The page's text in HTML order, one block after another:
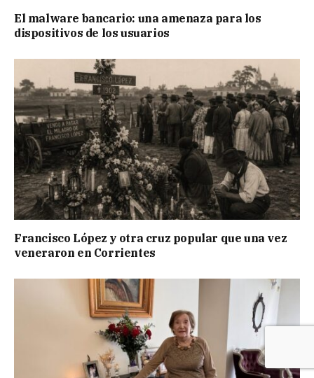
El malware bancario: una amenaza para los
dispositivos de los usuarios
Francisco López y otra cruz popular que una vez
veneraron en Corrientes